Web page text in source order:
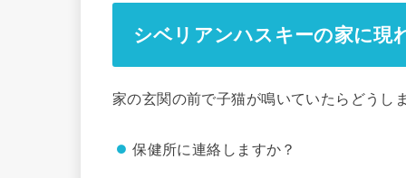
シベリアンハスキーの家に現
家の玄関の前で子猫が鳴いていたらどうし
保健所に連絡しますか？